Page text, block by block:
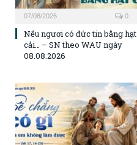
07/08/2026 0
Nếu ngươi có đức tin bằng hạt
cải… – SN theo WAU ngày
08.08.2026